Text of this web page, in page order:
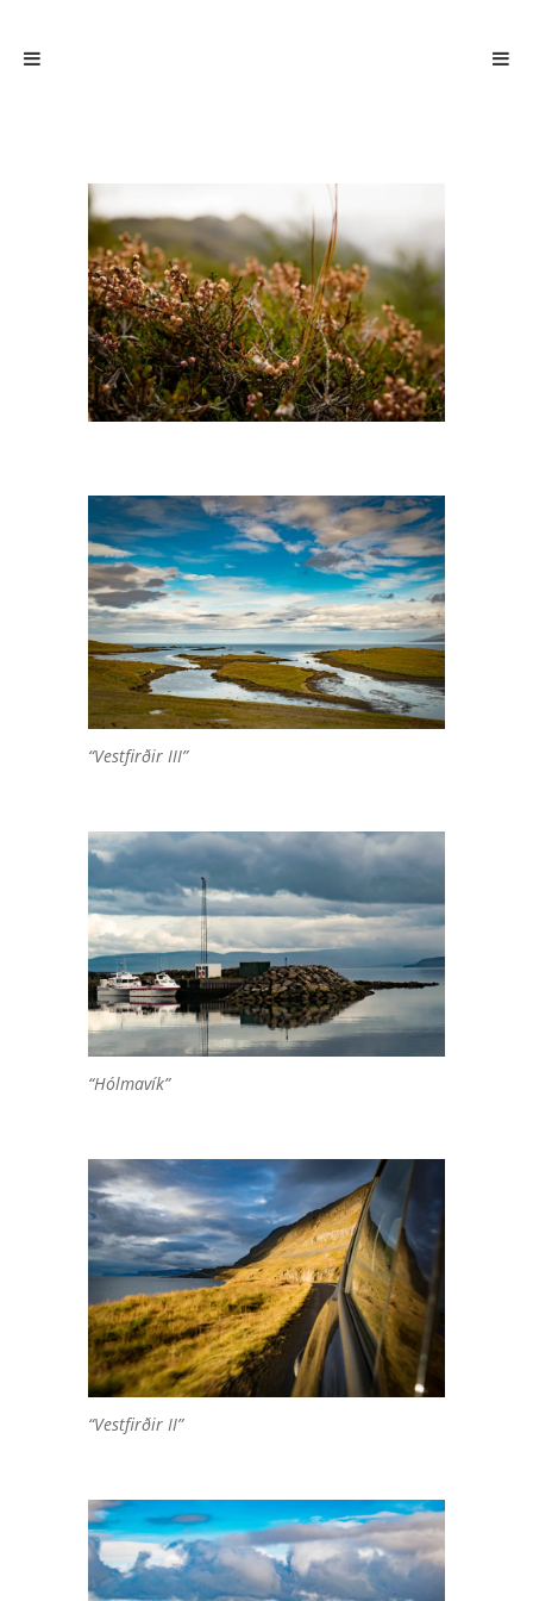
“Vestfirðir III”
“Hólmavík”
“Vestfirðir II”